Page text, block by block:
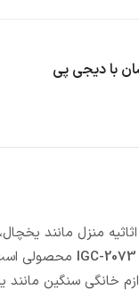
با دیجی پی
منزل مانند
محصولی
خانگی سنگین